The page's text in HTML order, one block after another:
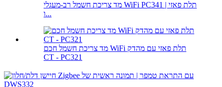
מד צריכת חשמל רב-מעגלי WiFi PC341 | תלת פאזי
ו...
מד צריכת חשמל חכם WiFi תלת פאזי עם מהדק
CT - PC321